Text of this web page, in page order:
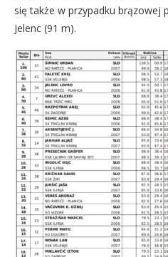
się także w przypadku brązowej
Jelenc (91 m).